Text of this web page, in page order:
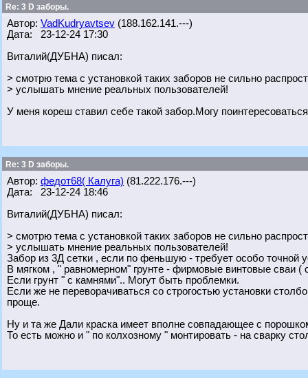
Re: 3 D заборы.
Автор: VadKudryavtsev (188.162.141.---)
Дата: 23-12-24 17:30
Виталий(ДУБНА) писал:
> смотрю тема с установкой таких заборов не сильно
> услышать мнение реальных пользователей!
У меня кореш ставил себе такой забор.Могу
Re: 3 D заборы.
Автор: федот68( Калуга) (81.222.176.---)
Дата: 23-12-24 18:46
Виталий(ДУБНА) писал:
> смотрю тема с установкой таких заборов не сильно
> услышать мнение реальных пользователей!
Забор из 3Д сетки , если по феньшую - требует особо точной
В мягком , " равномерном" грунте - фирмовые винтовые сваи
Если грунт " с камнями".. Могут быть проблемки.
Если же не переворачиваться со строгостью установки
проще.
Ну и та же Дали краска имеет вполне совпадающее с
То есть можно и " по колхозному " монтировать - на сварку